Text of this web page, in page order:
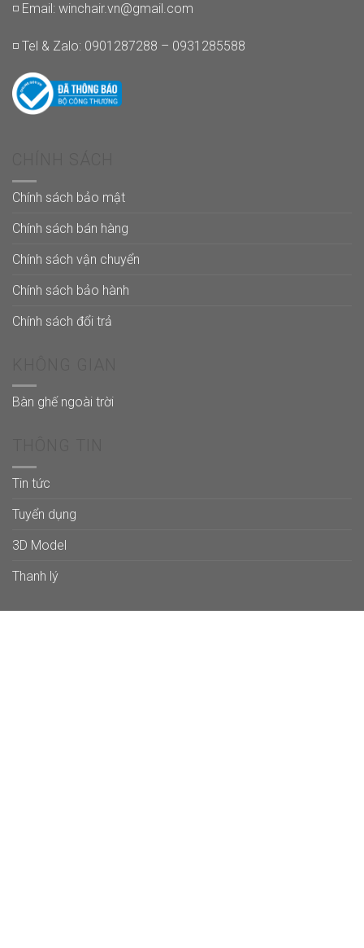
◽ Email: winchair.vn@gmail.com
◽ Tel & Zalo: 0901287288 – 0931285588
Chính sách bảo mật
Chính sách bán hàng
Chính sách vận chuyển
Chính sách bảo hành
Chính sách đổi trả
Bàn ghế ngoài trời
Tin tức
Tuyển dụng
3D Model
Thanh lý